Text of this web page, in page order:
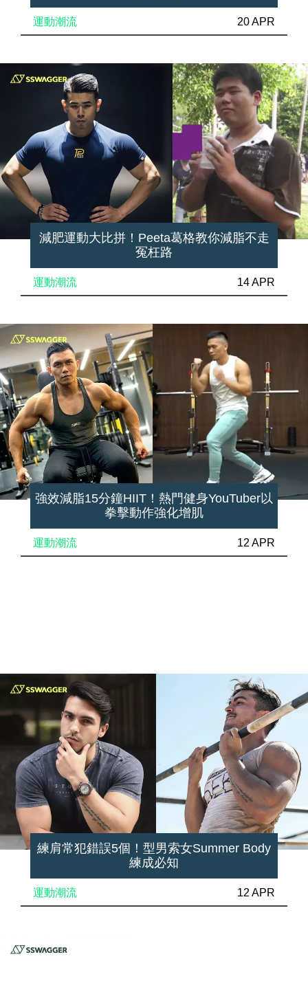
運動潮流 20 APR
減肥運動大比拼！Peeta葛格教你減脂不走
冤枉路
運動潮流 14 APR
強效減脂15分鐘HIIT！熱門健身YouTuber以
拳擊動作強化增肌
運動潮流 12 APR
練肩常犯錯誤5個！型男索女Summer Body
練成必知
運動潮流 12 APR